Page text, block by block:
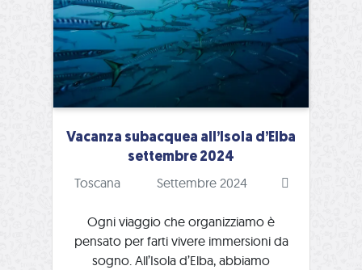
Vacanza subacquea all’Isola d’Elba
settembre 2024
Toscana Settembre 2024
Ogni viaggio che organizziamo è
pensato per farti vivere immersioni da
sogno. All’Isola d’Elba, abbiamo